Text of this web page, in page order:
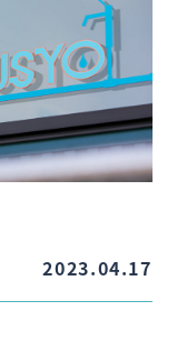
2023.04.17